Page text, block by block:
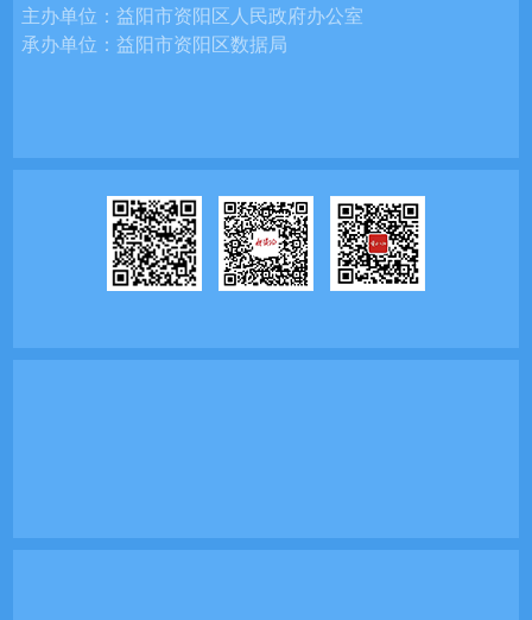
主办单位：益阳市资阳区人民政府办公室
承办单位：益阳市资阳区数据局